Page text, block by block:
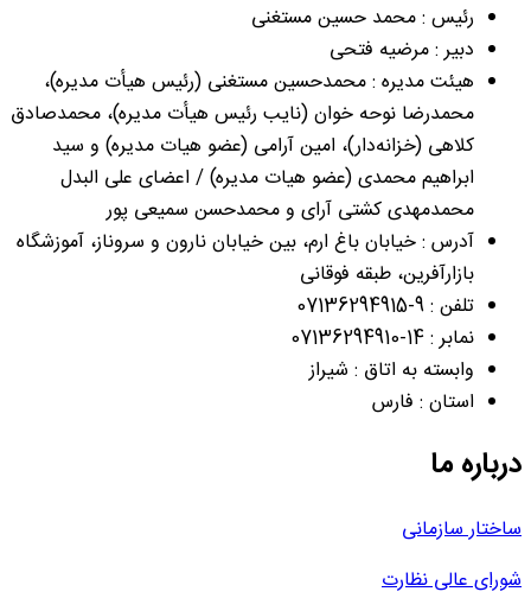
رئیس : محمد حسین مستغنی
دبیر : مرضیه فتحی
هیئت مدیره : محمدحسین مستغنی (رئيس هیأت مدیره)،
محمدرضا نوحه خوان (نايب رئيس هیأت مدیره)، محمدصادق
کلاهی (خزانه‌دار)، امین آرامی (عضو هیات مدیره) و سید
ابراهیم محمدی (عضو هیات مدیره) / اعضای علی البدل
محمدمهدی کشتی آرای و محمدحسن سمیعی پور
آدرس : خیابان باغ ارم، بین خیابان نارون و سروناز، آموزشگاه
بازارآفرین، طبقه فوقانی
تلفن : 9-07136294915
نمابر : 14-07136294910
وابسته به اتاق : شیراز
استان : فارس
درباره ما
ساختار سازمانی
شورای عالی نظارت